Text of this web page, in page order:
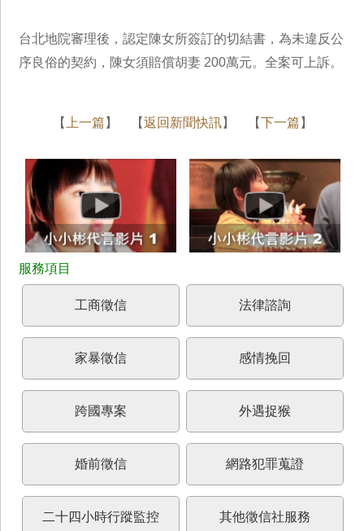
台北地院審理後，認定陳女所簽訂的切結書，為未違反公
序良俗的契約，陳女須賠償胡妻 200萬元。全案可上訴。
【 上一篇 】 【返回新聞快訊】 【下一篇 】
工商徵信 法律諮詢
家暴徵信 感情挽回
跨國專案 外遇捉猴
婚前徵信 網路犯罪蒐證
二十四小時行蹤監控 其他徵信社服務